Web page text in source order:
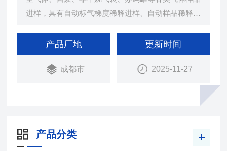
进样，具有自动标气梯度稀释进样、自动样品稀释进
准确、无吸附等特点。
多功能气体进样器可以和任意品牌气色相色谱分析仪
配套使用，无需改装色谱实现气体进样。可以提高气
体测定检测工作的自动化程度，提高工作效率，保证
产品厂地
成都市
更新时间
2025-11-27
产品分类